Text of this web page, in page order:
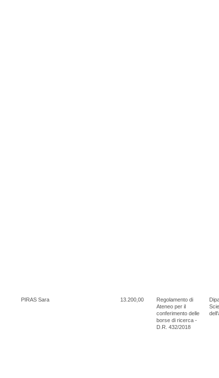
PIRAS Sara 13.200,00
Regolamento di
Ateneo per il
conferimento delle
borse di ricerca -
D.R. 432/2018